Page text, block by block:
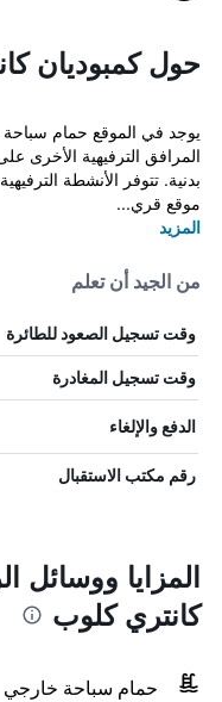
حول كمبوديان
يوجد في الموقع حمام
المرافق الترفيهية الأخرى
بدنية. تتوفر الأنشطة
موقع قري...
المزيد
من الجيد أن تعلم
وقت تسجيل الصعود للطائرة
وقت تسجيل المغادرة
الدفع والإلغاء
رقم مكتب الاستقبال
المزايا ووسائل
كانتري كلوب
حمام سباحة خارجي